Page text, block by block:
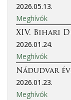
2026.05.13.
Meghívók
XIV. Bihari
2026.01.24.
Meghívók
Nádudvar
2026.01.23.
Meghívók